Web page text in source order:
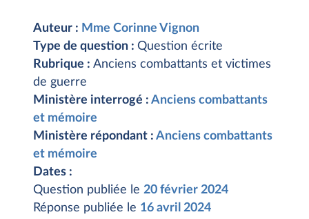
Auteur : Mme Corinne Vignon
Type de question : Question écrite
Rubrique : Anciens combattants et victimes
de guerre
Ministère interrogé : Anciens combattants
et mémoire
Ministère répondant : Anciens combattants
et mémoire
Dates :
Question publiée le 20 février 2024
Réponse publiée le 16 avril 2024